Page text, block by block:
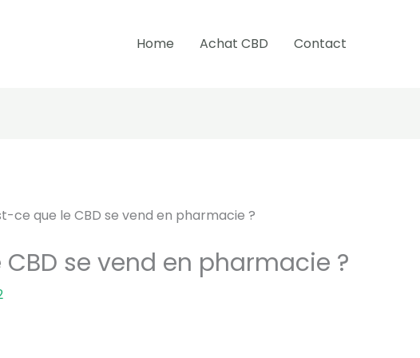
Home Achat CBD Contact
ce que le CBD se vend en pharmacie ?
se vend en pharmacie ?